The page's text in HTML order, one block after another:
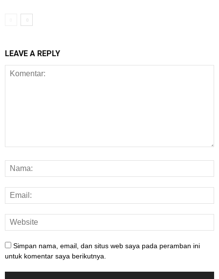
LEAVE A REPLY
Simpan nama, email, dan situs web saya pada peramban ini
untuk komentar saya berikutnya.